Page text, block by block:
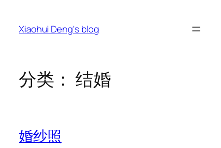
Xiaohui Deng's blog
分类： 结婚
婚纱照